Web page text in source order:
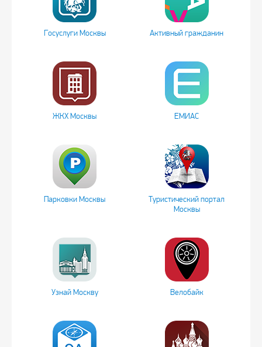
Госуслуги Москвы Активный гражданин
ЖКХ Москвы ЕМИАС
Парковки Москвы
Туристический портал
Москвы
Узнай Москву Велобайк